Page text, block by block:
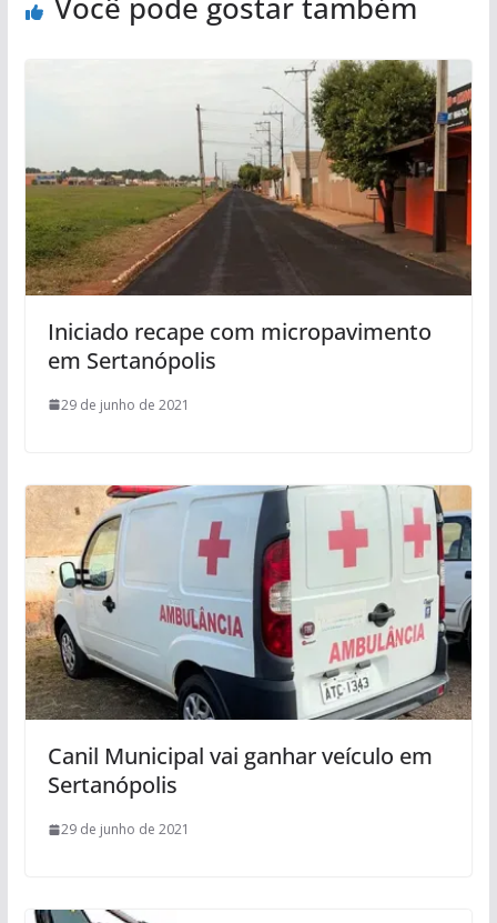
Iniciado recape com micropavimento
em Sertanópolis
29 de junho de 2021
Canil Municipal vai ganhar veículo em
Sertanópolis
29 de junho de 2021